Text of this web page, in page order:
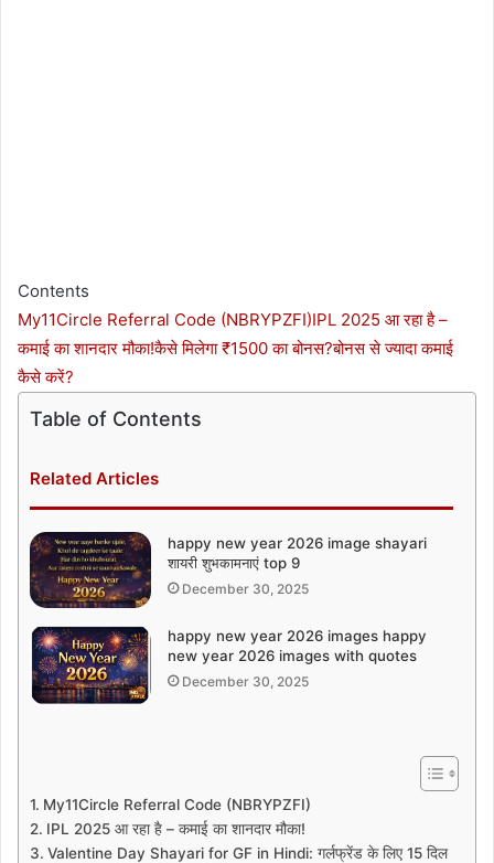
Contents
My11Circle Referral Code (NBRYPZFI)IPL 2025 आ रहा है –
कमाई का शानदार मौका!कैसे मिलेगा ₹1500 का बोनस?बोनस से ज्यादा कमाई
कैसे करें?
Table of Contents
Related Articles
happy new year 2026 image shayari
शायरी शुभकामनाएं top 9
December 30, 2025
happy new year 2026 images happy
new year 2026 images with quotes
December 30, 2025
My11Circle Referral Code (NBRYPZFI)
IPL 2025 आ रहा है – कमाई का शानदार मौका!
Valentine Day Shayari for GF in Hindi: गर्लफ्रेंड के लिए 15 दिल